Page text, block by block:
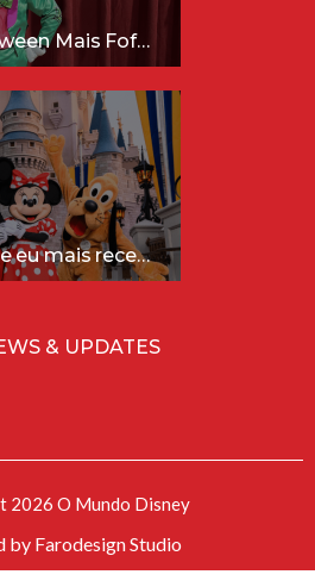
A Festa de Halloween Mais Fofa da Disney Está Chegando!
As perguntas que eu mais recebo sobre a Disney (e as respostas mais sinceras!)
& UPDATES
2026 O Mundo Disney
by Farodesign Studio